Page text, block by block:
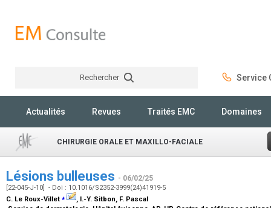
Rechercher Service
Actualités Revues Traités EMC Domaines
CHIRURGIE ORALE ET MAXILLO-FACIALE
Lésions bulleuses - 06/02/25
[22-045-J-10] - Doi : 10.1016/S2352-3999(24)41919-5
C. Le Roux-Villet ⁎
, I.-Y. Sitbon, F. Pascal